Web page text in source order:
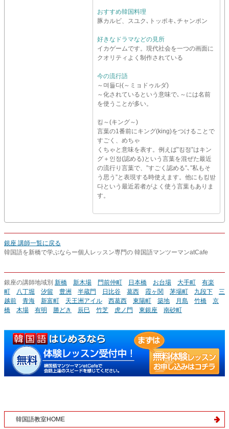
おすすめ韓国料理
豚カルビ、スユク､トッポキ､チャンポン
好きなドラマなどの見所
イカゲームです。現代社会を一つの画面に
クオリティよく制作されている
今の流行語
～며들다(～ミョドゥルダ)
～化されているという意味で､～には名前
を使うことが多い。
킹～(キング～)
言葉の1番前にキング(king)をつけることで
すごく、めちゃ
くちゃと意味を表す。例えば”킹정”はキン
グ＋인정(認める)という言葉を混ぜた最近
の流行り言葉で、”すごく認める”､”私もそ
う思う”と表現する時使えます。他にも킹받
다という最近若者がよく使う言葉もありま
す。
銀座 講師一覧に戻る
韓国語を新橋で学ぶならー個人レッスン専門の 韓国語マンツーマンatCafe
銀座の講師地域別 新橋 新木場 門前仲町 日本橋 お台場 大手町
有楽
町
八丁堀 汐留 豊洲 半蔵門 日比谷 葛西 霞ヶ関 茅場町 九段下
三
越前
青海 新富町 天王洲アイル 西葛西 東陽町 築地 月島 竹橋
京
橋
木場 有明 勝どき 辰巳 竹芝 虎ノ門 東銀座 南砂町
韓国語教室HOME